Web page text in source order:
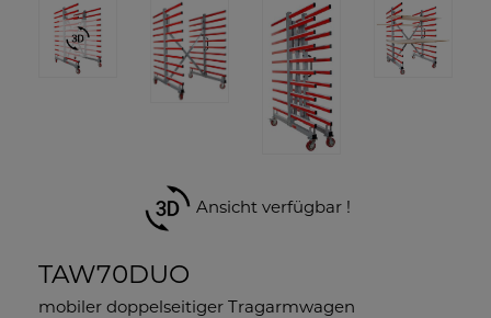
Ansicht verfügbar !
TAW70DUO
mobiler doppelseitiger Tragarmwagen